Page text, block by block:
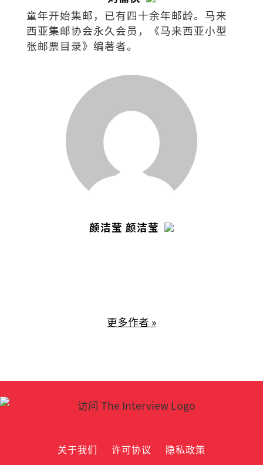
童年开始集邮，已有四十余年邮龄。马来
西亚集邮协会永久会员，《马来西亚小型
张邮票目录》编著者。
颜洁莹 颜洁莹
更多作者 »
关于我们 许可协议
隐私政策